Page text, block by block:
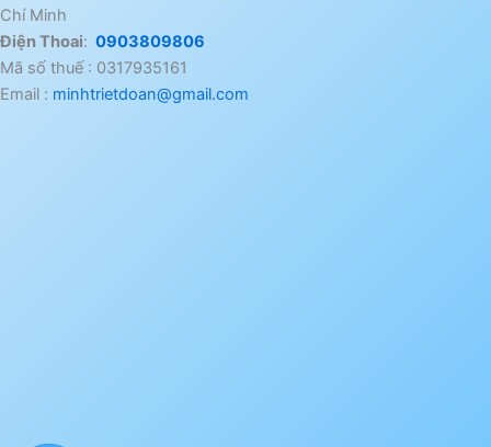
Chí Minh
Điện Thoai: 0903809806
Mã số thuế : 0317935161
Email : minhtrietdoan@gmail.com